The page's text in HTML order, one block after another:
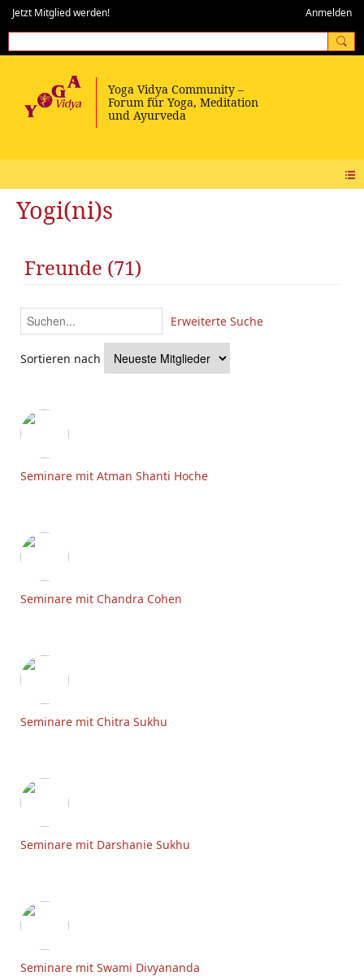
Jetzt Mitglied werden! Anmelden
Yogi(ni)s
Freunde (71)
Sortieren nach
Erweiterte Suche
Seminare mit Atman Shanti Hoche
Seminare mit Chandra Cohen
Seminare mit Chitra Sukhu
Seminare mit Darshanie Sukhu
Seminare mit Swami Divyananda